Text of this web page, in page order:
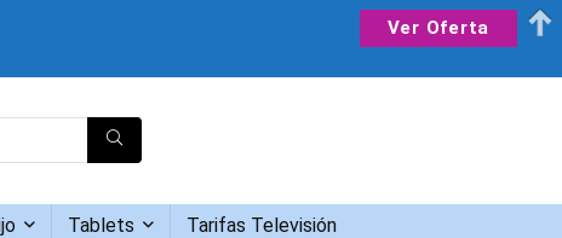
Tablets Tarifas Televisión
Ver Oferta